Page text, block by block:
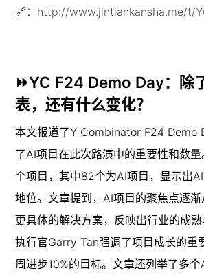
🔗：http://www.jintiankansha.me/t/
⏩YC F24 Demo Day：除
表，还有什么变化？
本文报道了Y Combinator F24 Demo
了AI项目在此次路演中的重要性和数
个项目，其中82个为AI项目，显示出
地位。文章提到，AI项目的聚焦点逐
更具体的解决方案，反映出行业的成
执行官Garry Tan强调了项目成长的重
周进步10%的目标。文章还列举了多